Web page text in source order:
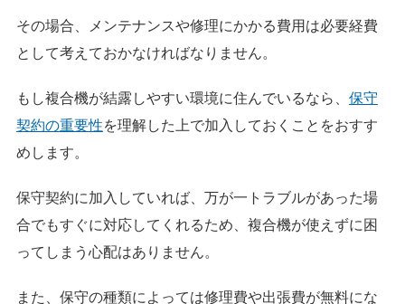
その場合、メンテナンスや修理にかかる費用は必要経費
として考えておかなければなりません。
もし複合機が結露しやすい環境に住んでいるなら、 保守
契約の重要性を理解した上で加入しておくことをおすす
めします。
保守契約に加入していれば、万が一トラブルがあった場
合でもすぐに対応してくれるため、複合機が使えずに困
ってしまう心配はありません。
また、保守の種類によっては修理費や出張費が無料にな